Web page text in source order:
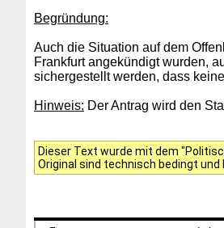
Begründung:
Auch die Situation auf dem
Frankfurt angekündigt wurden,
sichergestellt werden, dass
Hinweis: Der Antrag wird den
Dieser Text wurde mit dem
Original sind technisch bedingt und